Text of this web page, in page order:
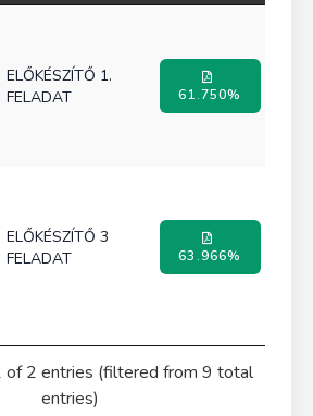
ELŐKÉSZÍTŐ 1.
FELADAT
61.750%
ELŐKÉSZÍTŐ 3
FELADAT
63.966%
of 2 entries (filtered from 9 total
entries)